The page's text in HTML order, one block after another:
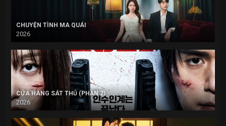
CHUYỆN TÌNH MA QUÁI
2026
CỬA HÀNG SÁT THỦ (PHẦN 2)
2026